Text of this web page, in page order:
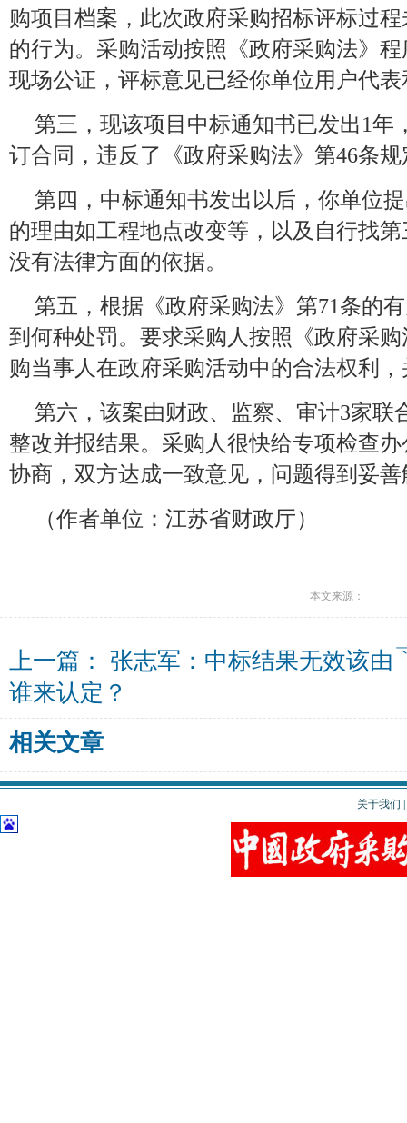
购项目档案，此次政府采购招标评标过
的行为。采购活动按照《政府采购法》
现场公证，评标意见已经你单位用户代
第三，现该项目中标通知书已发出1年
订合同，违反了《政府采购法》第46条规
第四，中标通知书发出以后，你单位
的理由如工程地点改变等，以及自行找
没有法律方面的依据。
第五，根据《政府采购法》第71条的
到何种处罚。要求采购人按照《政府采
购当事人在政府采购活动中的合法权利
第六，该案由财政、监察、审计3家联
整改并报结果。采购人很快给专项检查
协商，双方达成一致意见，问题得到妥善
（作者单位：江苏省财政厅）
本文来源：
上一篇： 张志军：中标结果无效该由
谁来认定？
相关文章
关于我们